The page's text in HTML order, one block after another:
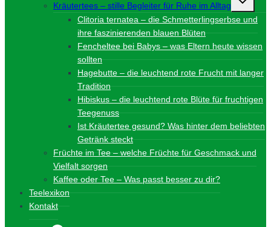
Kräutertees – stille Begleiter für Ruhe im Alltag
Clitoria ternatea – die Schmetterlingserbse und
ihre faszinierenden blauen Blüten
Fencheltee bei Babys – was Eltern heute wissen
sollten
Hagebutte – die leuchtend rote Frucht mit langer
Tradition
Hibiskus – die leuchtend rote Blüte für fruchtigen
Teegenuss
Ist Kräutertee gesund? Was hinter dem beliebten
Getränk steckt
Früchte im Tee – welche Früchte für Geschmack und
Vielfalt sorgen
Kaffee oder Tee – Was passt besser zu dir?
Teelexikon
Kontakt